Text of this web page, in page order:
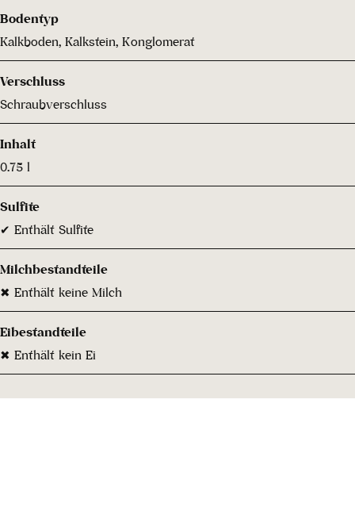
Bodentyp
Kalkboden, Kalkstein, Konglomerat
Verschluss
Schraubverschluss
Inhalt
0.75 l
Sulfite
✔ Enthält Sulfite
Milchbestandteile
✖ Enthält keine Milch
Eibestandteile
✖ Enthält kein Ei